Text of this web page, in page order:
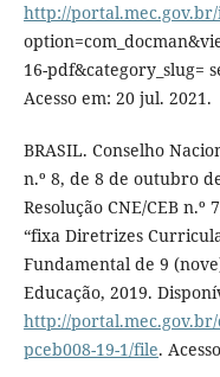
http://
16-pdf&category_slug=
Acesso em: 20 jul. 2021.
BRASIL. Conselho
n.º 8, de 8 de outubro
Resolução CNE/CEB
“fixa Diretrizes
Fundamental de 9
Educação, 2019.
http://
pceb008-19-1/file.